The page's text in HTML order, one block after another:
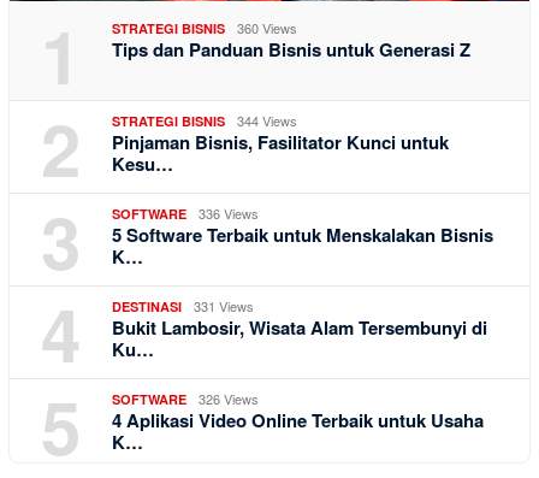
1 STRATEGI BISNIS 360 Views
Tips dan Panduan Bisnis untuk Generasi Z
2 STRATEGI BISNIS 344 Views
Pinjaman Bisnis, Fasilitator Kunci untuk
Kesu…
3 SOFTWARE 336 Views
5 Software Terbaik untuk Menskalakan Bisnis
K…
4 DESTINASI 331 Views
Bukit Lambosir, Wisata Alam Tersembunyi di
Ku…
5 SOFTWARE 326 Views
4 Aplikasi Video Online Terbaik untuk Usaha
K…